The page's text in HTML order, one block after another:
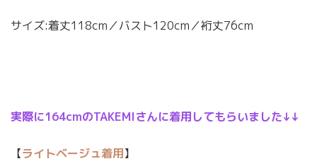
サイズ:着丈118cm／バスト120cm／裄丈76cm
実際に164cmのTAKEMIさんに着用してもらいました↓↓
【ライトベージュ着用】